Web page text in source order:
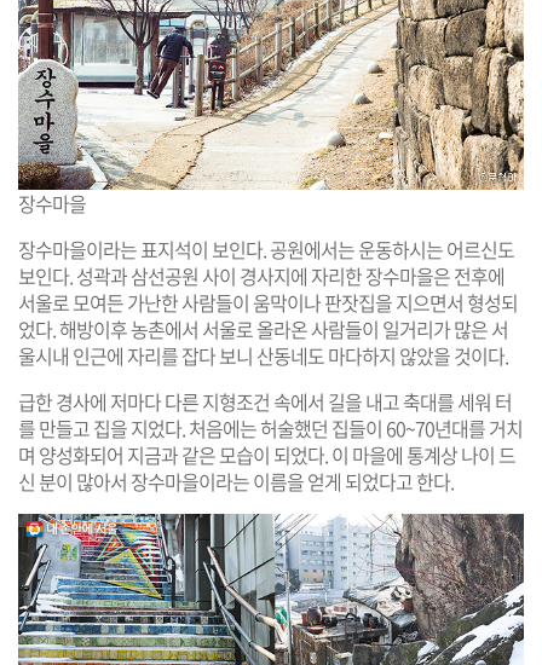
장수마을
장수마을이라는 표지석이 보인다. 공원에서는 운동하시는 어르신도
보인다. 성곽과 삼선공원 사이 경사지에 자리한 장수마을은 전후에
서울로 모여든 가난한 사람들이 움막이나 판잣집을 지으면서 형성되
었다. 해방이후 농촌에서 서울로 올라온 사람들이 일거리가 많은 서
울시내 인근에 자리를 잡다 보니 산동네도 마다하지 않았을 것이다.
급한 경사에 저마다 다른 지형조건 속에서 길을 내고 축대를 세워 터
를 만들고 집을 지었다. 처음에는 허술했던 집들이 60~70년대를 거치
며 양성화되어 지금과 같은 모습이 되었다. 이 마을에 통계상 나이 드
신 분이 많아서 장수마을이라는 이름을 얻게 되었다고 한다.